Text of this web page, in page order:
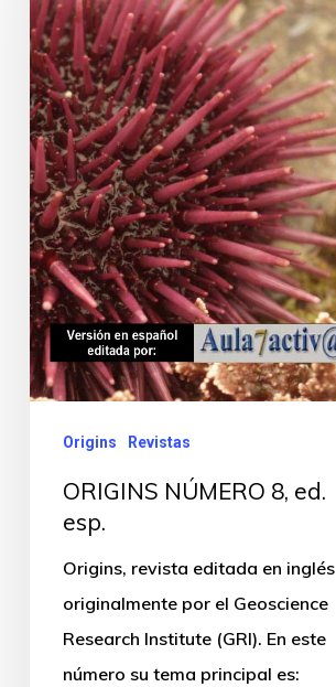
Origins Revistas
ORIGINS NÚMERO 8, ed.
esp.
Origins, revista editada en inglés
originalmente por el Geoscience
Research Institute (GRI). En este
número su tema principal es: